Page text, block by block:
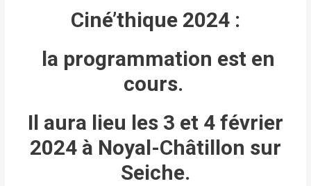
Ciné’thique 2024 :
la programmation est en
cours.
Il aura lieu les 3 et 4 février
2024 à Noyal-Châtillon sur
Seiche.